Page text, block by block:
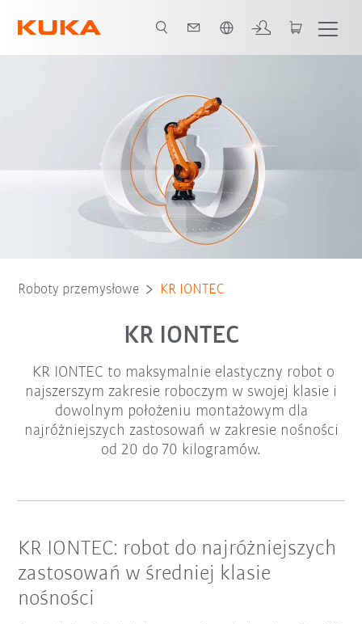
Broszura Typ robota Obszarów zastosowania
Roboty przemysłowe KR IONTEC
KR IONTEC
KR IONTEC to maksymalnie elastyczny robot o
najszerszym zakresie roboczym w swojej klasie i
dowolnym położeniu montażowym dla
najróżniejszych zastosowań w zakresie nośności
od 20 do 70 kilogramów.
KR IONTEC: robot do najróżniejszych
zastosowań w średniej klasie
nośności